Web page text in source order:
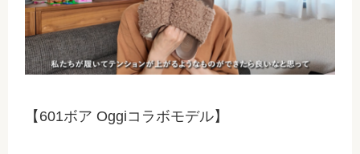
【601ボア Oggiコラボモデル】